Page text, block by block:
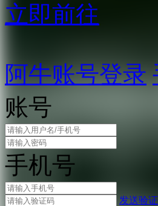
立即前往
阿牛账号登录
账号
手机号
发送验